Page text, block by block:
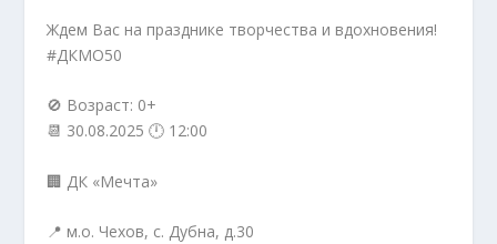
Ждем Вас на празднике творчества и вдохновения!
#ДКМО50
🚫 Возраст: 0+
📆 30.08.2025 🕛 12:00
🏢 ДК «Мечта»
📍 м.о. Чехов, с. Дубна, д.30